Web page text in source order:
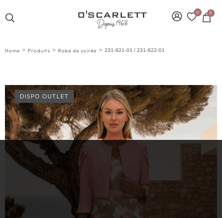
0 0
Home > Produits > Robe de soirée > 231-821-01 / 231-822-01
DISPO OUTLET